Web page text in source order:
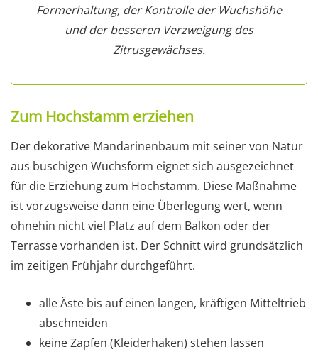
Formerhaltung, der Kontrolle der Wuchshöhe
und der besseren Verzweigung des
Zitrusgewächses.
Zum Hochstamm erziehen
Der dekorative Mandarinenbaum mit seiner von Natur
aus buschigen Wuchsform eignet sich ausgezeichnet
für die Erziehung zum Hochstamm. Diese Maßnahme
ist vorzugsweise dann eine Überlegung wert, wenn
ohnehin nicht viel Platz auf dem Balkon oder der
Terrasse vorhanden ist. Der Schnitt wird grundsätzlich
im zeitigen Frühjahr durchgeführt.
alle Äste bis auf einen langen, kräftigen Mitteltrieb
abschneiden
keine Zapfen (Kleiderhaken) stehen lassen